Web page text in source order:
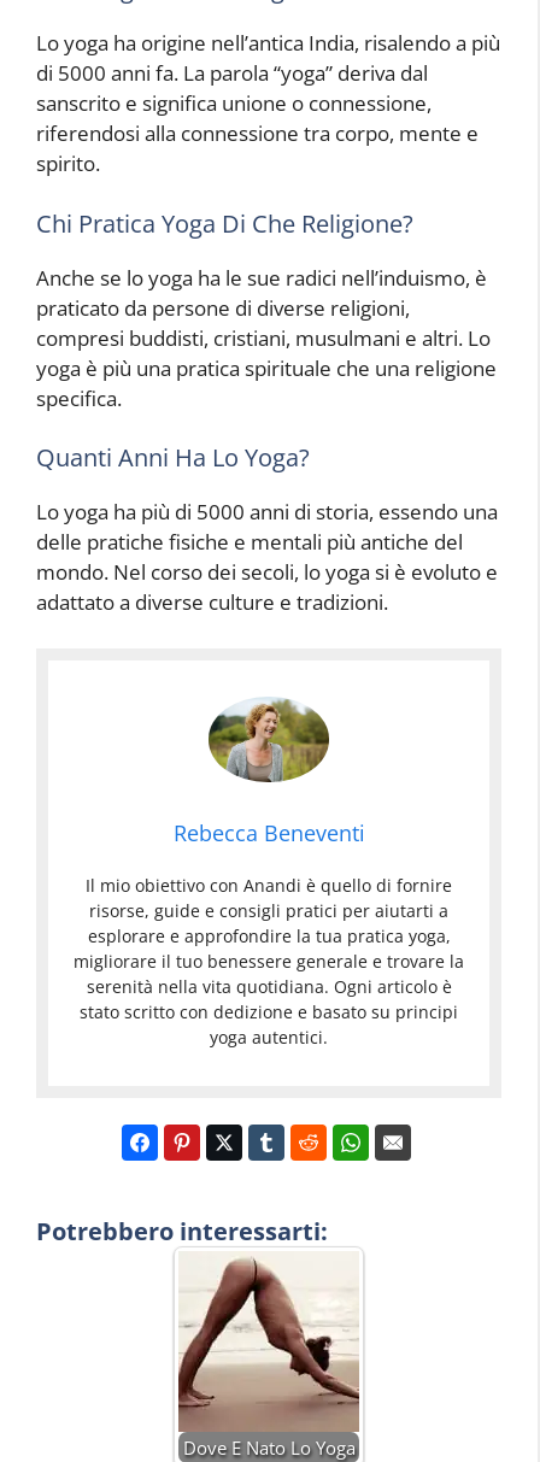
Lo yoga ha origine nell’antica India, risalendo a più
di 5000 anni fa. La parola “yoga” deriva dal
sanscrito e significa unione o connessione,
riferendosi alla connessione tra corpo, mente e
spirito.
Chi Pratica Yoga Di Che Religione?
Anche se lo yoga ha le sue radici nell’induismo, è
praticato da persone di diverse religioni,
compresi buddisti, cristiani, musulmani e altri. Lo
yoga è più una pratica spirituale che una religione
specifica.
Quanti Anni Ha Lo Yoga?
Lo yoga ha più di 5000 anni di storia, essendo una
delle pratiche fisiche e mentali più antiche del
mondo. Nel corso dei secoli, lo yoga si è evoluto e
adattato a diverse culture e tradizioni.
Rebecca Beneventi
Il mio obiettivo con Anandi è quello di fornire
risorse, guide e consigli pratici per aiutarti a
esplorare e approfondire la tua pratica yoga,
migliorare il tuo benessere generale e trovare la
serenità nella vita quotidiana. Ogni articolo è
stato scritto con dedizione e basato su principi
yoga autentici.
Potrebbero interessarti:
Dove E Nato Lo Yoga